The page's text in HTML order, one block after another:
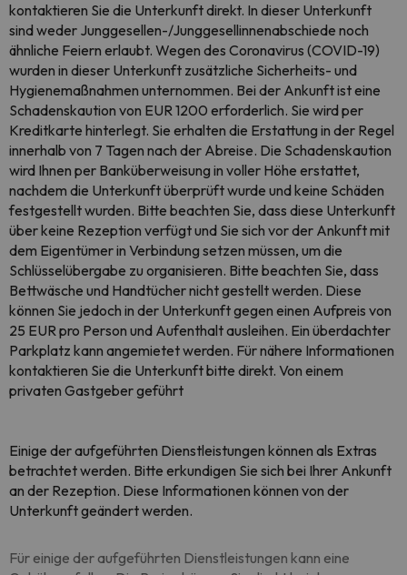
kontaktieren Sie die Unterkunft direkt. In dieser Unterkunft
sind weder Junggesellen-/Junggesellinnenabschiede noch
ähnliche Feiern erlaubt. Wegen des Coronavirus (COVID-19)
wurden in dieser Unterkunft zusätzliche Sicherheits- und
Hygienemaßnahmen unternommen. Bei der Ankunft ist eine
Schadenskaution von EUR 1200 erforderlich. Sie wird per
Kreditkarte hinterlegt. Sie erhalten die Erstattung in der Regel
innerhalb von 7 Tagen nach der Abreise. Die Schadenskaution
wird Ihnen per Banküberweisung in voller Höhe erstattet,
nachdem die Unterkunft überprüft wurde und keine Schäden
festgestellt wurden. Bitte beachten Sie, dass diese Unterkunft
über keine Rezeption verfügt und Sie sich vor der Ankunft mit
dem Eigentümer in Verbindung setzen müssen, um die
Schlüsselübergabe zu organisieren. Bitte beachten Sie, dass
Bettwäsche und Handtücher nicht gestellt werden. Diese
können Sie jedoch in der Unterkunft gegen einen Aufpreis von
25 EUR pro Person und Aufenthalt ausleihen. Ein überdachter
Parkplatz kann angemietet werden. Für nähere Informationen
kontaktieren Sie die Unterkunft bitte direkt. Von einem
privaten Gastgeber geführt
Einige der aufgeführten Dienstleistungen können als Extras
betrachtet werden. Bitte erkundigen Sie sich bei Ihrer Ankunft
an der Rezeption. Diese Informationen können von der
Unterkunft geändert werden.
Für einige der aufgeführten Dienstleistungen kann eine